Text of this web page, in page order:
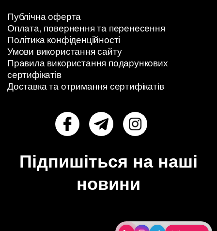
Публічна оферта
Оплата, повернення та перенесення
Політика конфіденційності
Умови використання сайту
Правила використання подарункових
сертифікатів
Доставка та отримання сертифікатів
Підпишіться на наші
новини